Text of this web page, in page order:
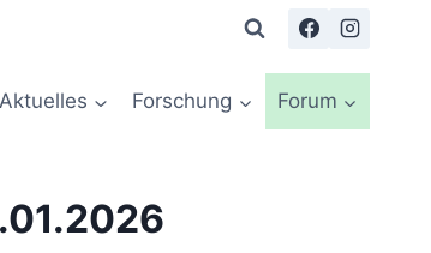
Aktuelles Forschung Forum